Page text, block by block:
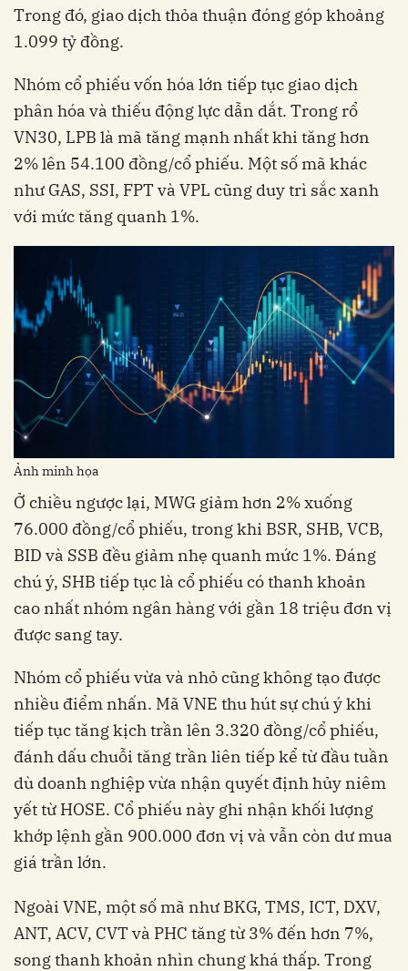
Trong đó, giao dịch thỏa thuận đóng góp khoảng
1.099 tỷ đồng.
Nhóm cổ phiếu vốn hóa lớn tiếp tục giao dịch
phân hóa và thiếu động lực dẫn dắt. Trong rổ
VN30, LPB là mã tăng mạnh nhất khi tăng hơn
2% lên 54.100 đồng/cổ phiếu. Một số mã khác
như GAS, SSI, FPT và VPL cũng duy trì sắc xanh
với mức tăng quanh 1%.
Ảnh minh họa
Ở chiều ngược lại, MWG giảm hơn 2% xuống
76.000 đồng/cổ phiếu, trong khi BSR, SHB, VCB,
BID và SSB đều giảm nhẹ quanh mức 1%. Đáng
chú ý, SHB tiếp tục là cổ phiếu có thanh khoản
cao nhất nhóm ngân hàng với gần 18 triệu đơn vị
được sang tay.
Nhóm cổ phiếu vừa và nhỏ cũng không tạo được
nhiều điểm nhấn. Mã VNE thu hút sự chú ý khi
tiếp tục tăng kịch trần lên 3.320 đồng/cổ phiếu,
đánh dấu chuỗi tăng trần liên tiếp kể từ đầu tuần
dù doanh nghiệp vừa nhận quyết định hủy niêm
yết từ HOSE. Cổ phiếu này ghi nhận khối lượng
khớp lệnh gần 900.000 đơn vị và vẫn còn dư mua
giá trần lớn.
Ngoài VNE, một số mã như BKG, TMS, ICT, DXV,
ANT, ACV, CVT và PHC tăng từ 3% đến hơn 7%,
song thanh khoản nhìn chung khá thấp. Trong